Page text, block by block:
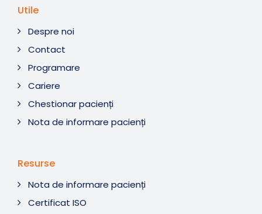
Utile
Despre noi
Contact
Programare
Cariere
Chestionar pacienți
Nota de informare pacienți
Resurse
Nota de informare pacienți
Certificat ISO